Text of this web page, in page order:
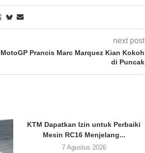
next post
Prancis Marc Marquez Kian Kokoh
di Puncak
KTM Dapatkan Izin untuk Perbaiki
Mesin RC16 Menjelang...
7 Agustus 2026